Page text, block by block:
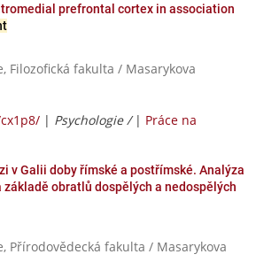
prefrontal cortex in association
Filozofická fakulta / Masarykova
| Psychologie / | Práce na
v Galii doby římské a postřímské. Analýza
obratlů dospělých a nedospělých
Přírodovědecká fakulta / Masarykova